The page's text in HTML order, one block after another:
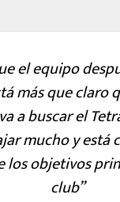
el equipo
más que claro
a buscar el
mucho y está
los objetivos
club”